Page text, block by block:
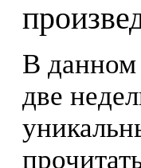
В данном
две